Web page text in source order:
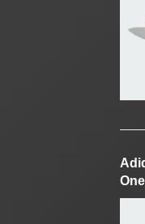
One